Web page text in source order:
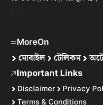
MoreOn
মোবাইল টেলিকম
Important Links
Disclaimer Privacy
Terms & Conditions